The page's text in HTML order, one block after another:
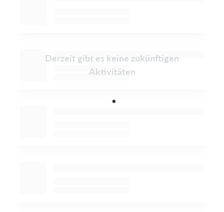
Derzeit gibt es keine zukünftigen
Aktivitäten